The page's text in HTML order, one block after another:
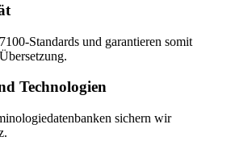
Standards und garantieren somit
Technologien
sichern wir